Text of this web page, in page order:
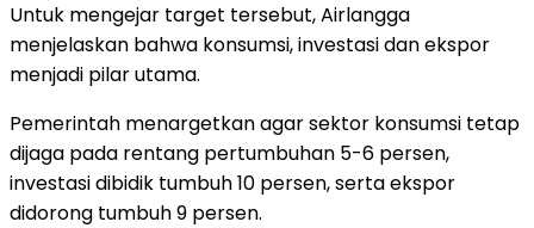
Untuk mengejar target tersebut, Airlangga
menjelaskan bahwa konsumsi, investasi dan ekspor
menjadi pilar utama.
Pemerintah menargetkan agar sektor konsumsi tetap
dijaga pada rentang pertumbuhan 5-6 persen,
investasi dibidik tumbuh 10 persen, serta ekspor
didorong tumbuh 9 persen.